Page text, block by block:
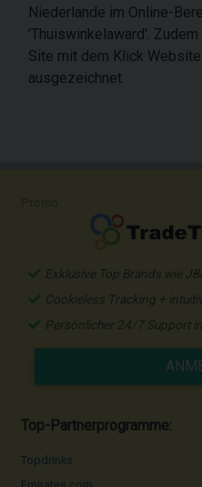
Niederlande im Online-
'Thuiswinkelaward'.
Site mit dem Klick
ausgezeichnet.
Exklusive Top Brands wie
Cookieless Tracking +
Persönlicher 24/7 Support
Top-Partnerprogramme:
Topdrinks